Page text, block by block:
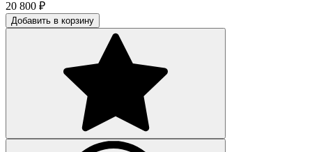
20 800 ₽
Добавить в корзину